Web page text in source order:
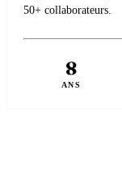
50+ collaborateurs.
8
ANS